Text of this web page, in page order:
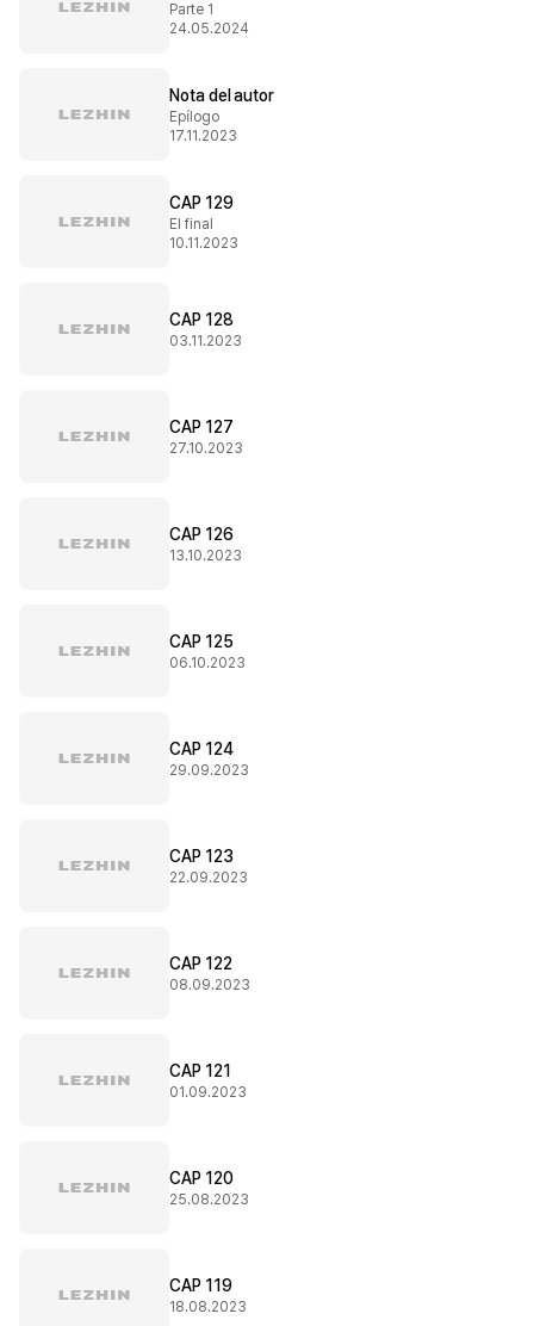
Parte 1
24.05.2024
Nota del autor
Epílogo
17.11.2023
CAP 129
El final
10.11.2023
CAP 128
03.11.2023
CAP 127
27.10.2023
CAP 126
13.10.2023
CAP 125
06.10.2023
CAP 124
29.09.2023
CAP 123
22.09.2023
CAP 122
08.09.2023
CAP 121
01.09.2023
CAP 120
25.08.2023
CAP 119
18.08.2023